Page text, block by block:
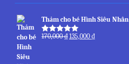
Thảm cho bé Hình Siêu Nhân
Được xếp
170,000₫135,000₫